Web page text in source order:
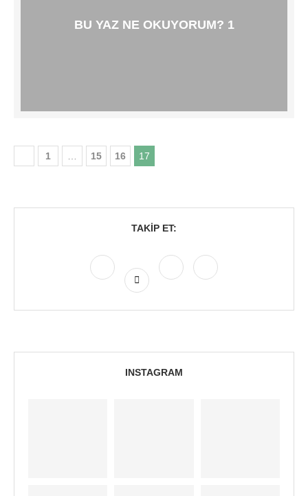
BU YAZ NE OKUYORUM? 1
1 15 16 17
TAKIP ET:
INSTAGRAM